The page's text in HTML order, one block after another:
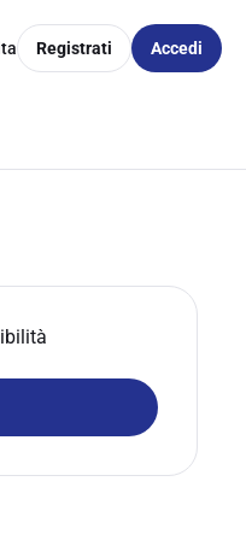
Registrati Accedi